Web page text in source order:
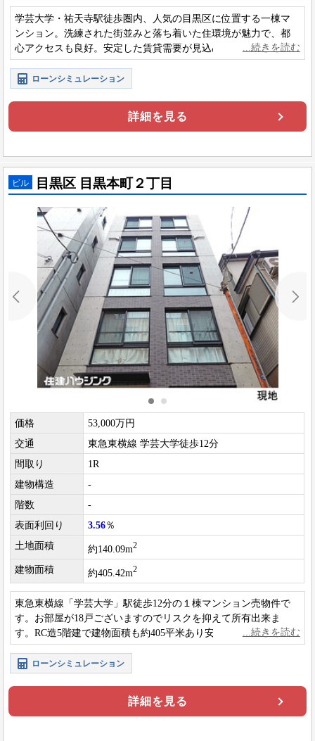
学芸大学・祐天寺駅徒歩圏内、人気の目黒区に位置する一棟マ
ンション。洗練された街並みと落ち着いた住環境が魅力で、都
心アクセスも良好。安定した賃貸需要が見込める収益物件で
す。
ローンシミュレーション
詳細を見る
ビル 目黒区 目黒本町２丁目
価格
53,000万円
交通
東急東横線 学芸大学徒歩12分
間取り
1R
建物構造
-
階数
-
表面利回り
3.56％
土地面積
約140.09m2
建物面積 約405.42m2
東急東横線「学芸大学」駅徒歩12分の１棟マンション売物件で
す。お部屋が18戸ございますのでリスクを抑えて所有出来ま
す。RC造5階建で建物面積も約405平米あり安定した収益が見込
めます。
ローンシミュレーション
詳細を見る